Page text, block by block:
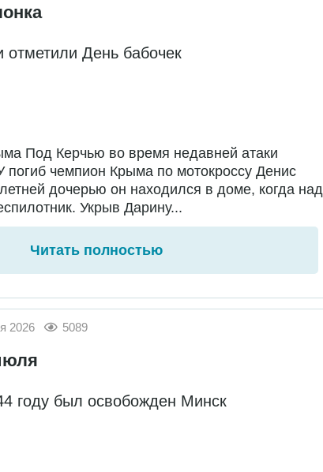
отметили День бабочек
Под Керчью во время недавней атаки
погиб чемпион Крыма по мотокроссу Денис
дочерью он находился в доме, когда над
Укрыв Дарину...
Читать полностью
2026 5089
году был освобожден Минск